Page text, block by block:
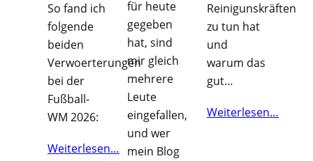
So fand ich
folgende
beiden
Verwoerterungen
bei der
Fußball-
WM 2026:
Weiterlesen…
für heute
gegeben
hat, sind
mir gleich
mehrere
Leute
eingefallen,
und wer
mein Blog
Reinigunskräften
zu tun hat
und
warum das
gut…
Weiterlesen…